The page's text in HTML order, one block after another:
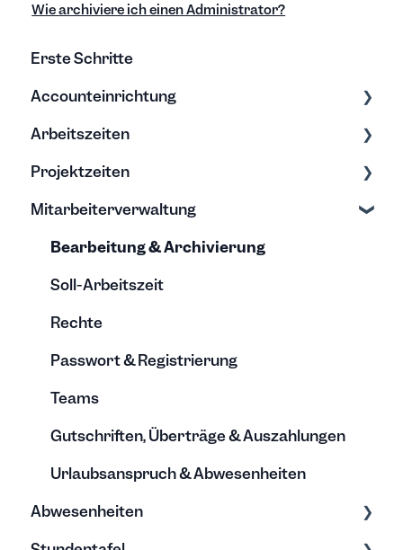
Wie archiviere ich einen Administrator?
Erste Schritte
Accounteinrichtung
Einstellungen
Export/Import & Backups
Hilfe & Tipps
Arbeitszeiten
Zeiten erfassen
Zeiten bearbeiten
Projektzeiten
Erfassung & Bearbeitung
Projektberichte
Budgets
Mitarbeiterverwaltung
Bearbeitung & Archivierung
Soll-Arbeitszeit
Rechte
Passwort & Registrierung
Teams
Gutschriften, Überträge & Auszahlungen
Urlaubsanspruch & Abwesenheiten
Abwesenheiten